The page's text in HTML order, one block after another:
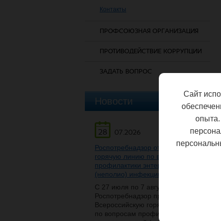
Контакты
ПРОФСОЮЗНАЯ ОРГАНИЗАЦИЯ
ПРОТИВОДЕЙСТВИЕ КОРРУПЦИИ
ЗАДАТЬ ВОПРОС
Новости
28
07.2026
Роспотребнадзор открывает
горячую линию по вопросам
профилактики энтеровирусной
(неполио) инфекции
С 27 июля по 7 августа
Роспотребнадзор проведет
Всероссийскую горячую линию
по вопросам профилактики
Сайт
опыта.